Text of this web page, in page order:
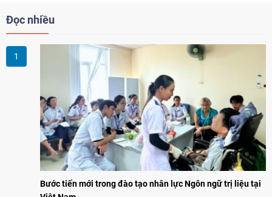
Đọc nhiều
Bước tiến mới trong đào tạo nhân lực Ngôn ngữ trị liệu tại